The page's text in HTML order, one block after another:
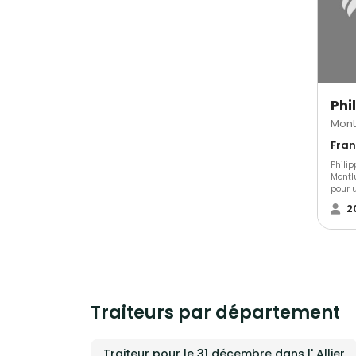
pour
Traiteurs par département